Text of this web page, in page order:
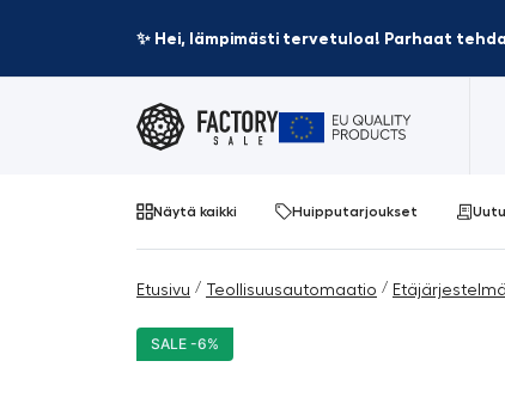
✨ Hei, lämpimästi tervetuloa! Parhaat
Näytä kaikki Huipputarjoukset
Etusivu / Teollisuusautomaatio /
SALE -6%